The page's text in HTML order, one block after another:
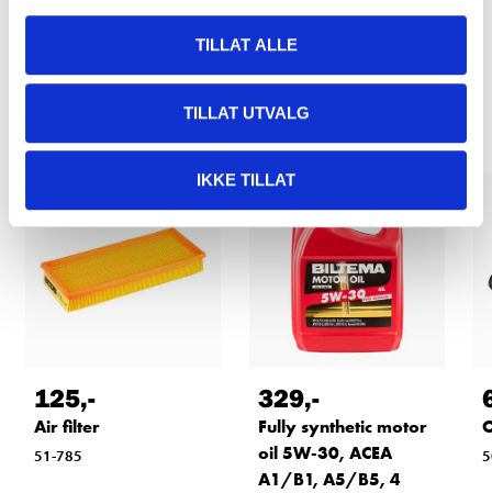
TILLAT ALLE
TILLAT UTVALG
IKKE TILLAT
Other customers also bought
125,-
Air filter
51-785
329,-
Fully synthetic motor
oil 5W-30, ACEA
A1/B1, A5/B5, 4